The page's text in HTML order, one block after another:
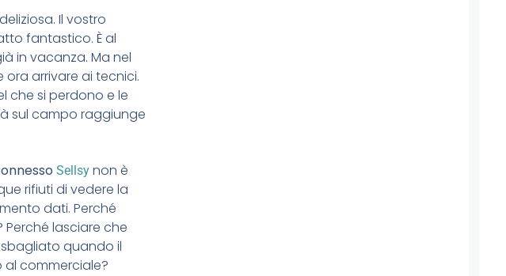
Il vostro
fantastico. È al
in vacanza. Ma nel
ora arrivare ai tecnici.
che si perdono e le
sul campo raggiunge
Sellsy non è
rifiuti di vedere la
dati. Perché
lasciare che
quando il
commerciale?